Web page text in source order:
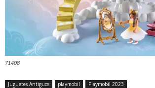
71408
Juguetes Antiguos playmobil Playmobil 2023